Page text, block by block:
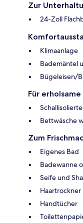
Zur
24-Zoll
Klimaanlage
Bademäntel
Bügeleisen/
Für
Bettwäsche
Zum
Eigenes Bad
Badewanne
Seife und
Haartrockner
Handtücher